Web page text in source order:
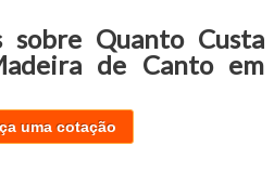
sobre Quanto Custa
de Canto em
uma cotação